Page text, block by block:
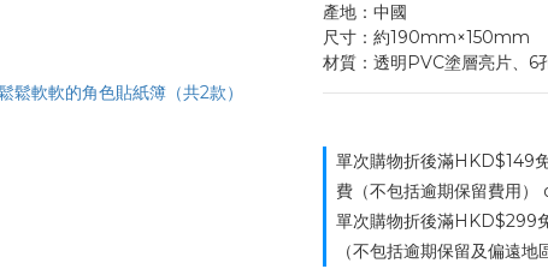
產地：中國
尺寸：約190mm×150mm
材質：透明PVC塗層亮片、6
單次購物折後滿HKD$149
費（不包括逾期保留費用
單次購物折後滿HKD$299
（不包括逾期保留及偏遠